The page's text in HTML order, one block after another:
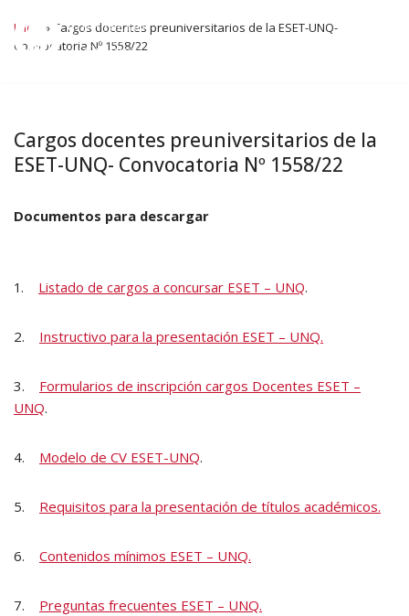
Ir
Inicio » Cargos docentes preuniversitarios de la ESET-UNQ-
Convocatoria Nº 1558/22
Cargos docentes preuniversitarios de la
ESET-UNQ- Convocatoria Nº 1558/22
Documentos para descargar
1. Listado de cargos a concursar ESET – UNQ.
2. Instructivo para la presentación ESET – UNQ.
3. Formularios de inscripción cargos Docentes ESET –
UNQ.
4. Modelo de CV ESET-UNQ.
5. Requisitos para la presentación de títulos académicos.
6. Contenidos mínimos ESET – UNQ.
7. Preguntas frecuentes ESET – UNQ.